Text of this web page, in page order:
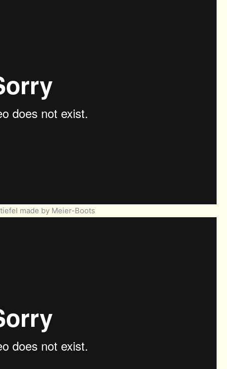
made by Meier-Boots